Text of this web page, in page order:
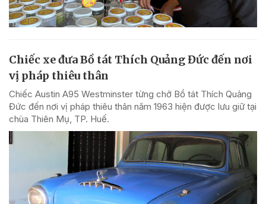
Chiếc xe đưa Bồ tát Thích Quảng Đức đến nơi
vị pháp thiêu thân
Chiếc Austin A95 Westminster từng chở Bồ tát Thích Quảng
Đức đến nơi vị pháp thiêu thân năm 1963 hiện được lưu giữ tại
chùa Thiên Mụ, TP. Huế.